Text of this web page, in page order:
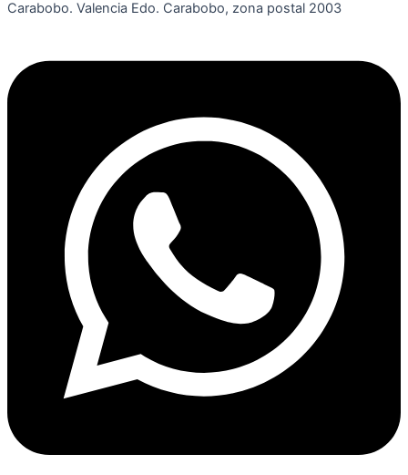
Carabobo. Valencia Edo. Carabobo, zona postal 2003